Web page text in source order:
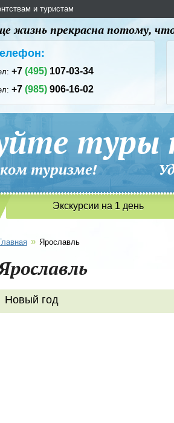
и туристам
жизнь прекрасна потому,
+7(495) 107-03-34
+7(985) 906-16-02
туры
туризме!
Экскурсии на 1 день
» Ярославль
Новый год